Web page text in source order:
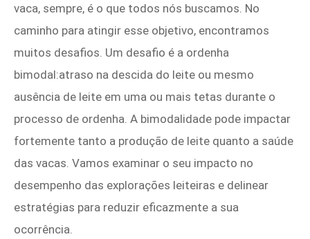
vaca, sempre, é o que todos nós buscamos. No
caminho para atingir esse objetivo, encontramos
muitos desafios. Um desafio é a ordenha
bimodal:atraso na descida do leite ou mesmo
ausência de leite em uma ou mais tetas durante o
processo de ordenha. A bimodalidade pode impactar
fortemente tanto a produção de leite quanto a saúde
das vacas. Vamos examinar o seu impacto no
desempenho das explorações leiteiras e delinear
estratégias para reduzir eficazmente a sua
ocorrência.